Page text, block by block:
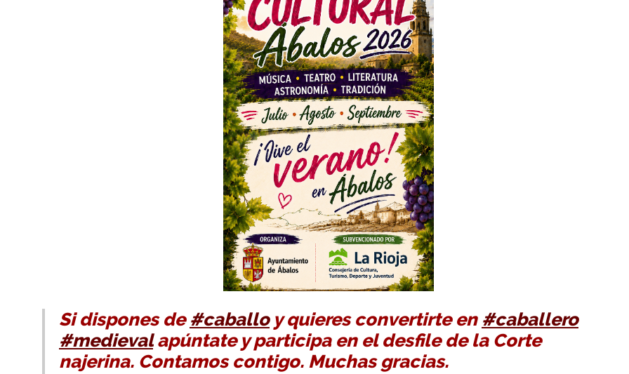
Si dispones de #caballoy quieres convertirte en #caballero
#medievalapúntate y participa en el desfile de la Corte
najerina. Contamos contigo. Muchas gracias.